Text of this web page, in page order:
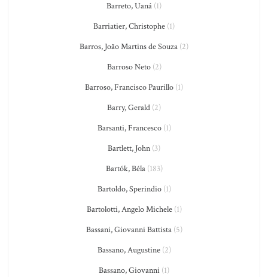
Barreto, Uaná (1)
Barriatier, Christophe (1)
Barros, João Martins de Souza (2)
Barroso Neto(2)
Barroso, Francisco Paurillo (1)
Barry, Gerald (2)
Barsanti, Francesco(1)
Bartlett, John (3)
Bartók, Béla(183)
Bartoldo, Sperindio(1)
Bartolotti, Angelo Michele(1)
Bassani, Giovanni Battista(5)
Bassano, Augustine(2)
Bassano, Giovanni (1)